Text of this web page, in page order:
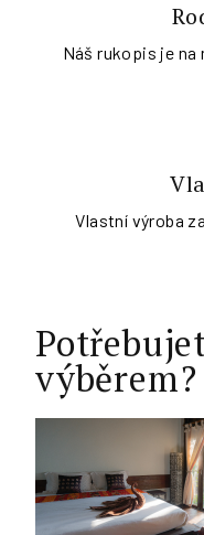
Náš rukopis je na
Vlastní výroba
výběrem?